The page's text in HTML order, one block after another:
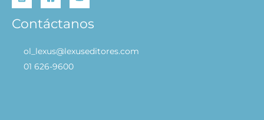
Contáctanos
ol_lexus@lexuseditores.com
01 626-9600